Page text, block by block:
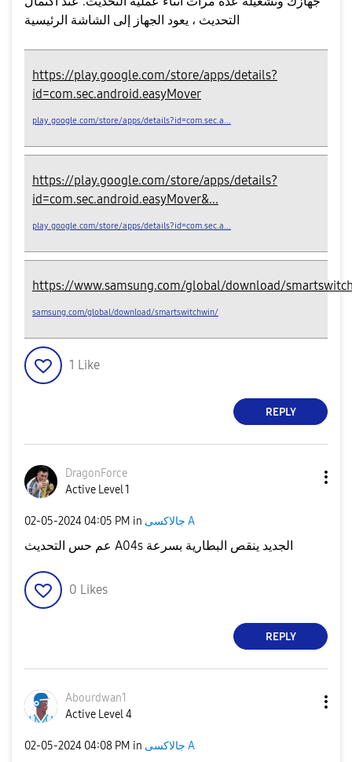
التحديث ، يعود الجهاز إلى الشاشة الرئيسية
https://play.google.com/store/apps/details?
id=com.sec.android.easyMover
play.google.com/store/apps/details?id=com.sec.a...
https://play.google.com/store/apps/details?
id=com.sec.android.easyMover&...
play.google.com/store/apps/details?id=com.sec.a...
https://www.samsung.com/global/download/
samsung.com/global/download/smartswitchwin/
1 Like
REPLY
DragonForce
Active Level 1
‎02-05-2024 04:05 PM in جالاكسى A
عم حس التحديث A04s الجديد ينقص البطارية بسرعة
0 Likes
REPLY
Abourdwan1
Active Level 4
‎02-05-2024 04:08 PM in جالاكسى A